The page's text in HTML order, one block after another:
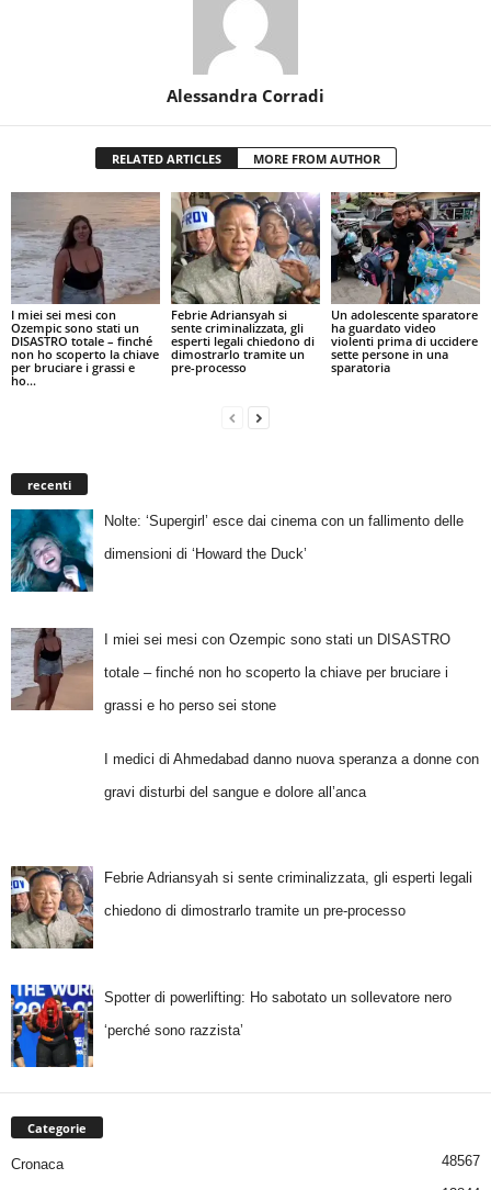
Alessandra Corradi
RELATED ARTICLES MORE FROM AUTHOR
I miei sei mesi con
Ozempic sono stati un
DISASTRO totale – finché
non ho scoperto la chiave
per bruciare i grassi e
ho...
Febrie Adriansyah si
sente criminalizzata, gli
esperti legali chiedono di
dimostrarlo tramite un
pre-processo
Un adolescente sparatore
ha guardato video
violenti prima di uccidere
sette persone in una
sparatoria
recenti
Nolte: ‘Supergirl’ esce dai cinema con un fallimento delle
dimensioni di ‘Howard the Duck’
I miei sei mesi con Ozempic sono stati un DISASTRO
totale – finché non ho scoperto la chiave per bruciare i
grassi e ho perso sei stone
I medici di Ahmedabad danno nuova speranza a donne con
gravi disturbi del sangue e dolore all’anca
Febrie Adriansyah si sente criminalizzata, gli esperti legali
chiedono di dimostrarlo tramite un pre-processo
Spotter di powerlifting: Ho sabotato un sollevatore nero
‘perché sono razzista’
Categorie
Cronaca 48567